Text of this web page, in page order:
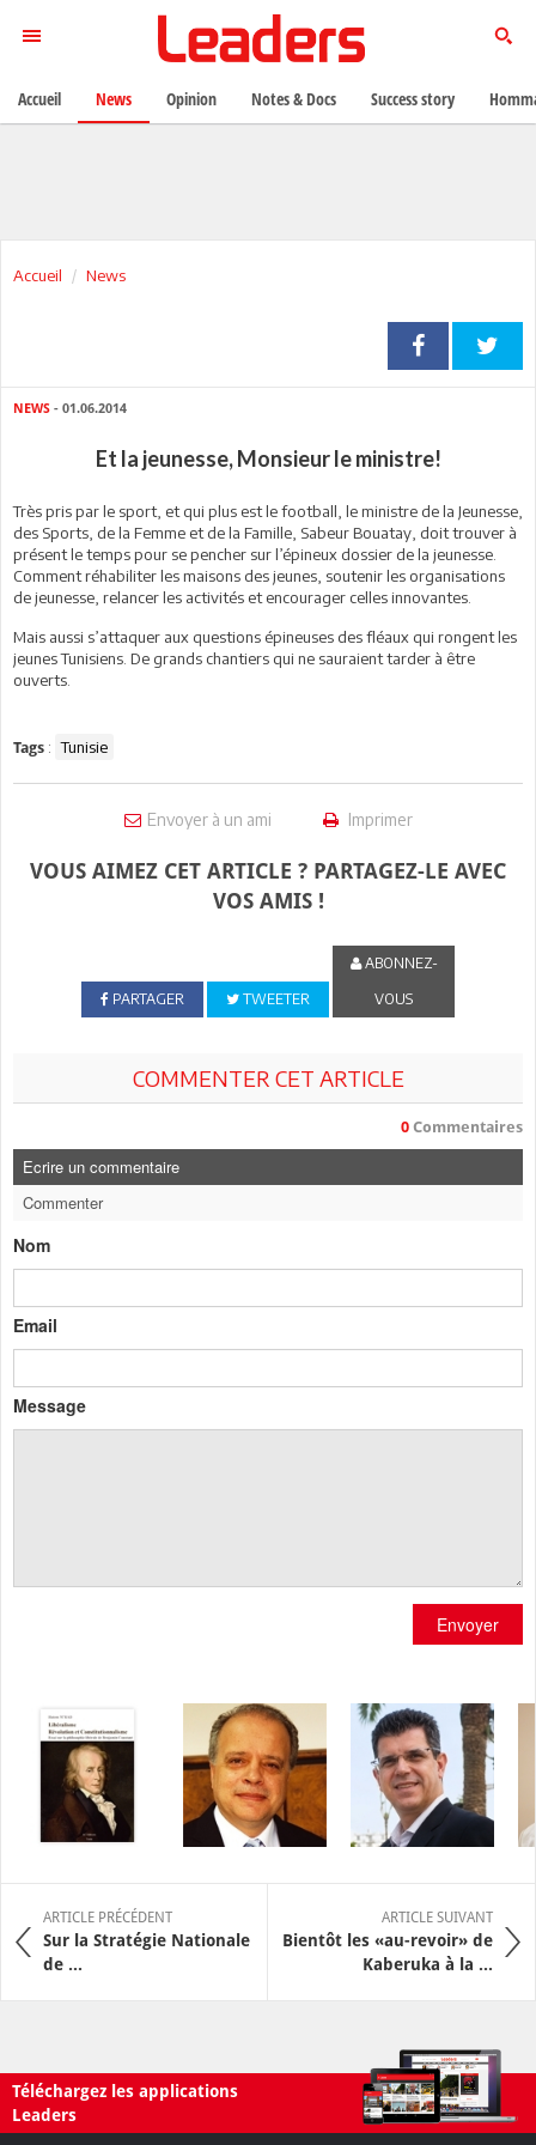
Accueil News
NEWS - 01.06.2014
Et la jeunesse, Monsieur le ministre!
Très pris par le sport, et qui plus est le football, le ministre de la Jeunesse,
des Sports, de la Femme et de la Famille, Sabeur Bouatay, doit trouver à
présent le temps pour se pencher sur l’épineux dossier de la jeunesse.
Comment réhabiliter les maisons des jeunes, soutenir les organisations
de jeunesse, relancer les activités et encourager celles innovantes.
Mais aussi s’attaquer aux questions épineuses des fléaux qui rongent les
jeunes Tunisiens. De grands chantiers qui ne sauraient tarder à être
ouverts.
Tags : Tunisie
Envoyer à un ami Imprimer
VOUS AIMEZ CET ARTICLE ? PARTAGEZ-LE AVEC
VOS AMIS !
PARTAGER TWEETER
ABONNEZ-
VOUS
COMMENTER CET ARTICLE
0 Commentaires
Ecrire un commentaire
Commenter
Nom
Email
Message
Envoyer
ARTICLE PRÉCÉDENT
Sur la Stratégie Nationale
de ...
ARTICLE SUIVANT
Bientôt les «au-revoir» de
Kaberuka à la ...
Téléchargez les applications
Leaders
Accueil News Opinion Notes & Docs Success story